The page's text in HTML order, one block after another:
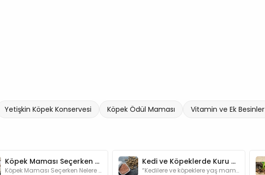
Yetişkin Köpek Konservesi Köpek Ödül Maması Vitamin ve Ek Besinler
Köpek Maması Seçerken Nelere Dikkat Edilmelidir?
Köpek Maması Seçerken Nelere Dikkat Edilmelidir?
Kedi ve Köpeklerde Kuru ve Yaş Mama Dengesi Nasıl Olmalı?
“Kedilere ve köpeklere yaş mama ne sıklıkla verilmeli?” sorusunun yanıtları yazımızda.